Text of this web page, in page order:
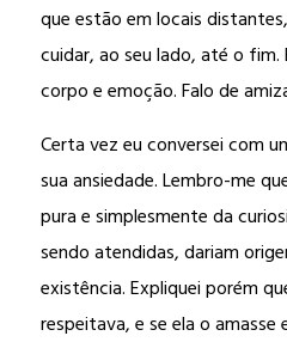
que estão em locais
cuidar, ao seu lado, até o
corpo e emoção. Falo de
Certa vez eu conversei com
sua ansiedade. Lembro-me
pura e simplesmente da
sendo atendidas, dariam
existência. Expliquei porém
respeitava, e se ela o